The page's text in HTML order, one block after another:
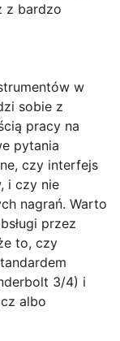
z bardzo
w
sobie z
pracy na
pytania
czy interfejs
i czy nie
nagrań. Warto
przez
to, czy
3/4) i
albo